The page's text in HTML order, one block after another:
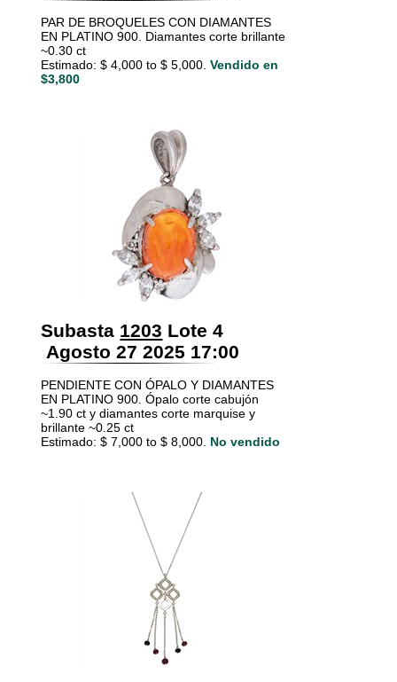
PAR DE BROQUELES CON DIAMANTES
EN PLATINO 900. Diamantes corte brillante
~0.30 ct
Estimado: $ 4,000 to $ 5,000. Vendido en
$3,800
Subasta 1203 Lote 4
Agosto 27 2025 17:00
PENDIENTE CON ÓPALO Y DIAMANTES
EN PLATINO 900. Ópalo corte cabujón
~1.90 ct y diamantes corte marquise y
brillante ~0.25 ct
Estimado: $ 7,000 to $ 8,000. No vendido